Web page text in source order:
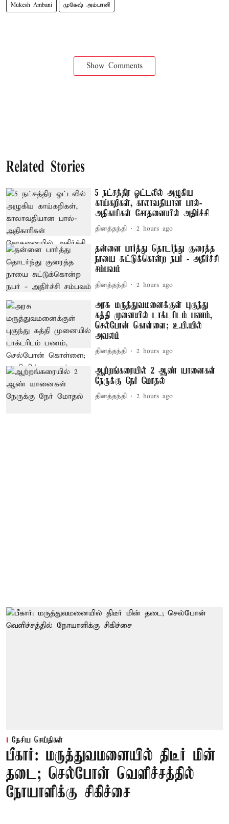
Mukesh Ambani முகேஷ் அம்பானி
Show Comments
Related Stories
5 நட்சத்திர ஓட்டலில் அழுகிய
காய்கறிகள், காலாவதியான பால்-
அதிகாரிகள் சோதனையில் அதிர்ச்சி
தினத்தந்தி 2 hours ago
தன்னை பார்த்து தொடர்ந்து குரைத்த
நாயை சுட்டுக்கொன்ற நபர் - அதிர்ச்சி
சம்பவம்
தினத்தந்தி 2 hours ago
அரசு மருத்துவமனைக்குள் புகுந்து
கத்தி முனையில் டாக்டரிடம் பணம்,
செல்போன் கொள்ளை; உ.பி.யில்
அவலம்
தினத்தந்தி 2 hours ago
ஆற்றங்கரையில் 2 ஆண் யானைகள்
நேருக்கு நேர் மோதல்
தினத்தந்தி 2 hours ago
தேசிய செய்திகள்
பீகார்: மருத்துவமனையில் திடீர் மின்
தடை; செல்போன் வெளிச்சத்தில்
நோயாளிக்கு சிகிச்சை